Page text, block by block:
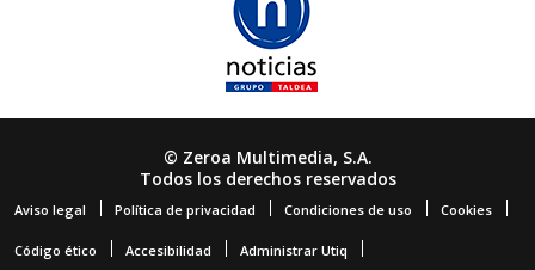
© Zeroa Multimedia, S.A.
Todos los derechos reservados
Aviso legal Política de privacidad Condiciones de uso Cookies
Código ético Accesibilidad Administrar Utiq